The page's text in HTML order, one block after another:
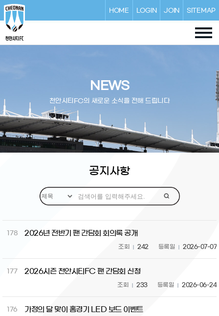
HOME LOGIN JOIN SITEMAP
NEWS
천안시티FC의 새로운 소식을 전해 드립니다
공지사항
178 2026년 전반기 팬 간담회 회의록 공개
등록일 2026-07-07
조회 242
177 2026시즌 천안시티FC 팬 간담회 신청
등록일 2026-06-24
조회 233
176 가정의 달 맞이 홈경기 LED 보드 이벤트